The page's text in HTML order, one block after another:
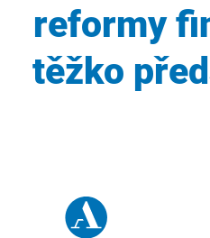
reformy
těžko